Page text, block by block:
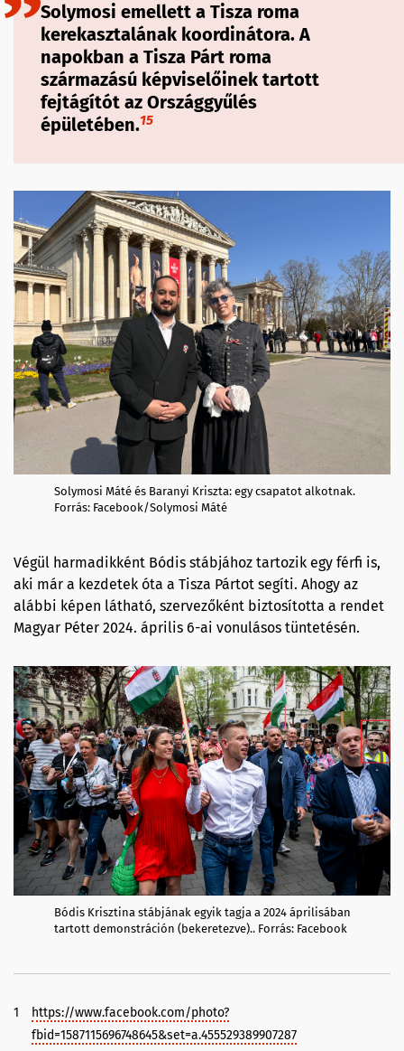
Solymosi emellett a Tisza roma
kerekasztalának koordinátora. A
napokban a Tisza Párt roma
származású képviselőinek tartott
fejtágítót az Országgyűlés
épületében.15
Solymosi Máté és Baranyi Kriszta: egy csapatot alkotnak.
Forrás: Facebook/Solymosi Máté
Végül harmadikként Bódis stábjához tartozik egy férfi is,
aki már a kezdetek óta a Tisza Pártot segíti. Ahogy az
alábbi képen látható, szervezőként biztosította a rendet
Magyar Péter 2024. április 6-ai vonulásos tüntetésén.
Bódis Krisztina stábjának egyik tagja a 2024 áprilisában
tartott demonstráción (bekeretezve).. Forrás: Facebook
1
https://www.facebook.com/photo?
fbid=1587115696748645&set=a.455529389907287